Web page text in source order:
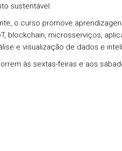
sustentável.
o curso promove
blockchain, microsserviços,
e visualização de dados e
às sextas-feiras e aos